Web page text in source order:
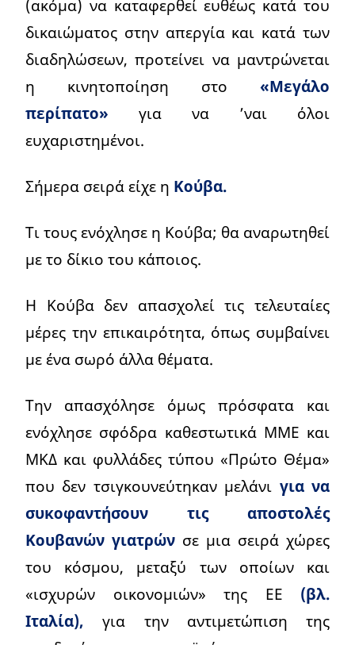
(ακόμα) να καταφερθεί ευθέως κατά του
δικαιώματος στην απεργία και κατά των
διαδηλώσεων, προτείνει να μαντρώνεται
η κινητοποίηση στο «Μεγάλο
περίπατο» για να ’ναι όλοι
ευχαριστημένοι.
Σήμερα σειρά είχε η Κούβα.
Τι τους ενόχλησε η Κούβα; θα αναρωτηθεί
με το δίκιο του κάποιος.
Η Κούβα δεν απασχολεί τις τελευταίες
μέρες την επικαιρότητα, όπως συμβαίνει
με ένα σωρό άλλα θέματα.
Την απασχόλησε όμως πρόσφατα και
ενόχλησε σφόδρα καθεστωτικά ΜΜΕ και
ΜΚΔ και φυλλάδες τύπου «Πρώτο Θέμα»
που δεν τσιγκουνεύτηκαν μελάνι για να
συκοφαντήσουν τις αποστολές
Κουβανών γιατρών σε μια σειρά χώρες
του κόσμου, μεταξύ των οποίων και
«ισχυρών οικονομιών» της ΕΕ (βλ.
Ιταλία), για την αντιμετώπιση της